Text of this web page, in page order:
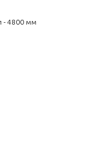
- 4800 мм